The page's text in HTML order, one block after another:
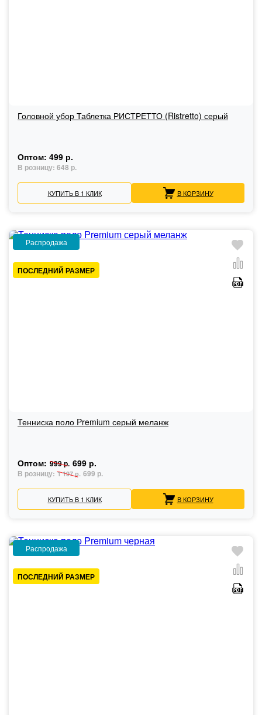
Головной убор Таблетка РИСТРЕТТО (Ristretto) серый
Оптом: 499 р.
В розницу: 648 р.
КУПИТЬ В 1 КЛИК В КОРЗИНУ
Распродажа
ПОСЛЕДНИЙ РАЗМЕР
Тенниска поло Premium серый меланж
Оптом: 999 р. 699 р.
В розницу: 1 197 р. 699 р.
КУПИТЬ В 1 КЛИК В КОРЗИНУ
Распродажа
ПОСЛЕДНИЙ РАЗМЕР